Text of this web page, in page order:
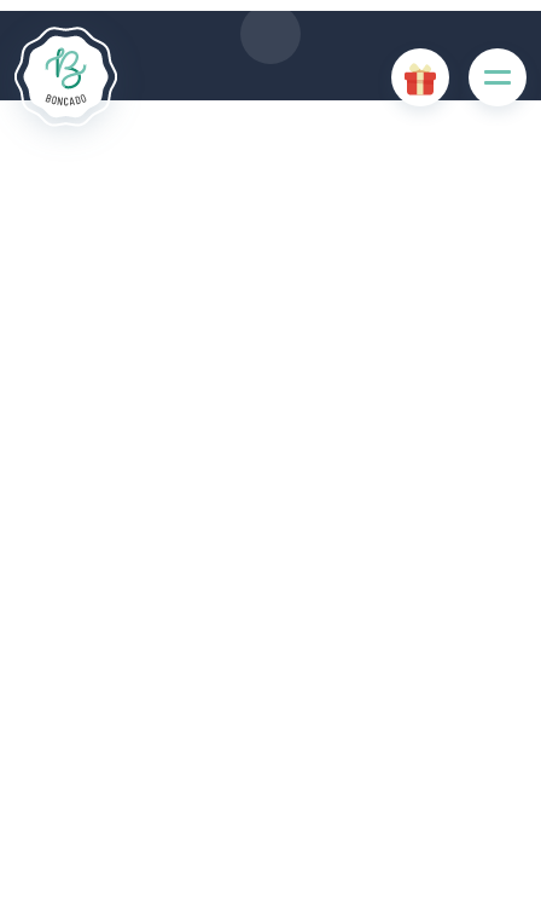
Andere Cookies werden zu Analyse- oder Marketingzwecken
verwendet.Cookies akzeptieren Cookies verwalten